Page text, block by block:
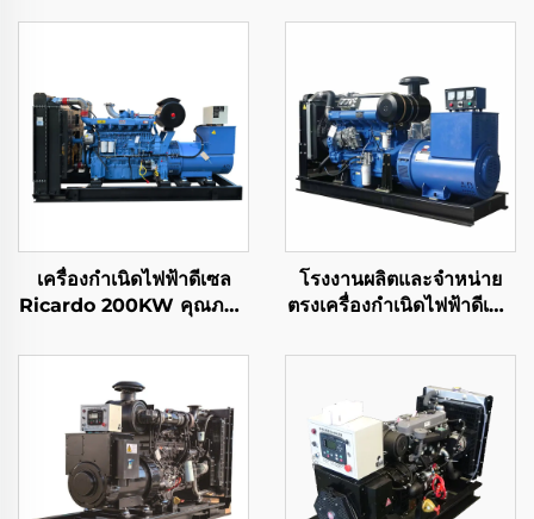
เครื่องกำเนิดไฟฟ้าดีเซล
Ricardo 200KW คุณภาพ
โรงงานผลิตและจำหน่าย
ตรงเครื่องกำเนิดไฟฟ้าดีเซล